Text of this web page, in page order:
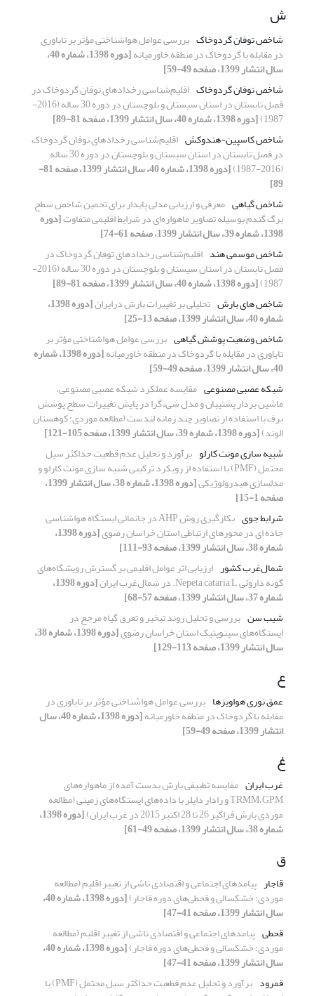
ش
شاخص توفان گردوخاک بررسی عوامل هواشناختی مؤثر بر تاباوری
در مقابله با گردوخاک در منطقه خاورمیانه [دوره 1398، شماره 40،
سال انتشار 1399، صفحه 49-59]
شاخص توفان گردوخاک اقلیم‌شناسی رخدادهای توفان گردوخاک در
فصل تابستان در استان سیستان و بلوچستان در دوره 30 ساله (2016-
1987) [دوره 1398، شماره 40، سال انتشار 1399، صفحه 81-89]
شاخص کاسپین-هندوکش اقلیم‌شناسی رخدادهای توفان گردوخاک
در فصل تابستان در استان سیستان و بلوچستان در دوره 30 ساله
(2016-1987) [دوره 1398، شماره 40، سال انتشار 1399، صفحه 81-
89]
شاخص گیاهی معرفی و ارزیابی مدلی پایدار برای تخمین شاخص سطح
برگ گندم بوسیله تصاویر ماهواره‌ای در شرایط اقلیمی متفاوت[دوره
1398، شماره 39، سال انتشار 1399، صفحه 61-74]
شاخص موسمی هند اقلیم‌شناسی رخدادهای توفان گردوخاک در
فصل تابستان در استان سیستان و بلوچستان در دوره 30 ساله (2016-
1987) [دوره 1398، شماره 40، سال انتشار 1399، صفحه 81-89]
شاخص های بارش تحلیلی بر تغییرات بارش درایران [دوره 1398،
شماره 40، سال انتشار 1399، صفحه 13-25]
شاخص وضعیت پوشش گیاهی بررسی عوامل هواشناختی مؤثر بر
تاباوری در مقابله با گردوخاک در منطقه خاورمیانه [دوره 1398، شماره
40، سال انتشار 1399، صفحه 49-59]
شبکه عصبی مصنوعی مقایسه عملکرد شبکه عصبی مصنوعی،
ماشین بردار پشتیبان و مدل شیءگرا در پایش تغییرات سطح پوشش
برف با استفاده از تصاویر چند زمانه لندست (مطالعه موردی: کوهستان
الوند)[دوره 1398، شماره 39، سال انتشار 1399، صفحه 105-121]
شبیه سازی مونت کارلو برآورد و تحلیل عدم قطعیت حداکثر سیل
محتمل (PMF) با استفاده از رویکرد ترکیبی شبیه سازی مونت کارلو و
مدلسازی هیدرولوژیکی [دوره 1398، شماره 38، سال انتشار 1399،
صفحه 1-15]
شرایط جوی
بکارگیری روش AHP در جانمائی ایستگاه هواشناسی
جاده ای در محورهای ارتباطی استان خراسان رضوی [دوره 1398،
شماره 38، سال انتشار 1399، صفحه 93-111]
شمال‌غرب کشور ارزیابی اثر عوامل اقلیمی بر گسترش رویشگاه‌های
گونه داروئی Nepeta cataria L. در شمال‌غرب ایران [دوره 1398،
شماره 37، سال انتشار 1399، صفحه 57-68]
شیب سن بررسی و تحلیل روند تبخیر و تعرق گیاه مرجع در
ایستگاه‌های سینوپتیک استان خراسان رضوی [دوره 1398، شماره 38،
سال انتشار 1399، صفحه 113-129]
ع
عمق نوری هواویزها بررسی عوامل هواشناختی مؤثر بر تاباوری در
مقابله با گردوخاک در منطقه خاورمیانه [دوره 1398، شماره 40، سال
انتشار 1399، صفحه 49-59]
غ
غرب ایران مقایسه تطبیقی بارش بدست آمده از ماهواره‌های
TRMM،GPM و رادار داپلر با داده‌های ایستگاه‌های زمینی (مطالعه
موردی بارش فراگیر 26 تا 28 اکتبر 2015 در غرب ایران) [دوره 1398،
شماره 38، سال انتشار 1399، صفحه 49-61]
ق
قاجار پیامدهای اجتماعی و اقتصادی ناشی از تغییر اقلیم (مطالعه
موردی: خشکسالی و قحطی‌های دوره قاجار) [دوره 1398، شماره 40،
سال انتشار 1399، صفحه 41-47]
قحطی پیامدهای اجتماعی و اقتصادی ناشی از تغییر اقلیم (مطالعه
موردی: خشکسالی و قحطی‌های دوره قاجار) [دوره 1398، شماره 40،
سال انتشار 1399، صفحه 41-47]
قمرود
برآورد و تحلیل عدم قطعیت حداکثر سیل محتمل (PMF) با